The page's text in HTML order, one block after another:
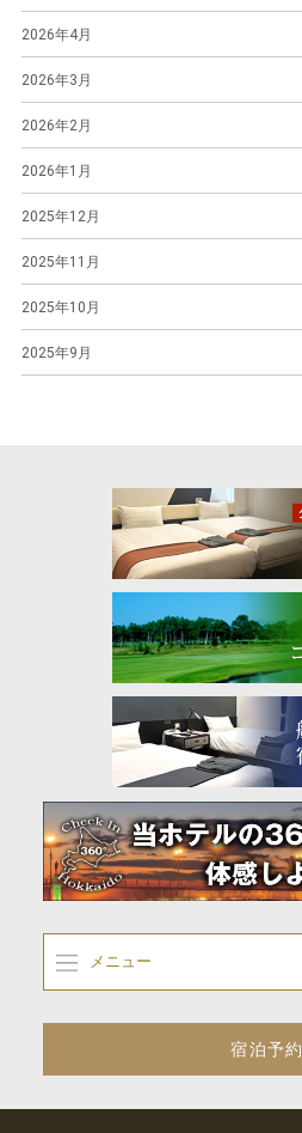
2026年4月
2026年3月
2026年2月
2026年1月
2025年12月
2025年11月
2025年10月
2025年9月
メニュー
宿泊予約